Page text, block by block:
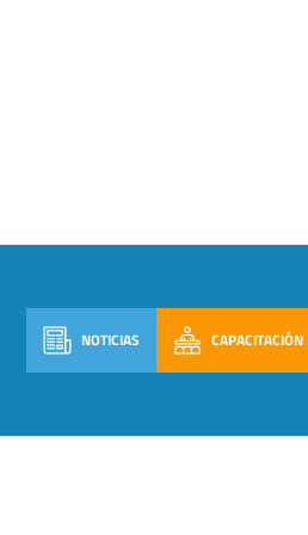
NOTICIAS CAPACITACIÓN